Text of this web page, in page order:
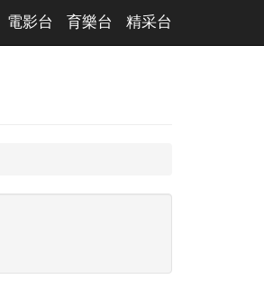
電影台 育樂台 精采台